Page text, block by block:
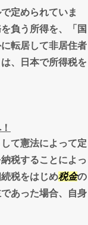
定められていま
負う所得を、「国
転居して非居住者
、日本で所得税を
て憲法によって定
税することによっ
税をはじめ税金の
あった場合、自身